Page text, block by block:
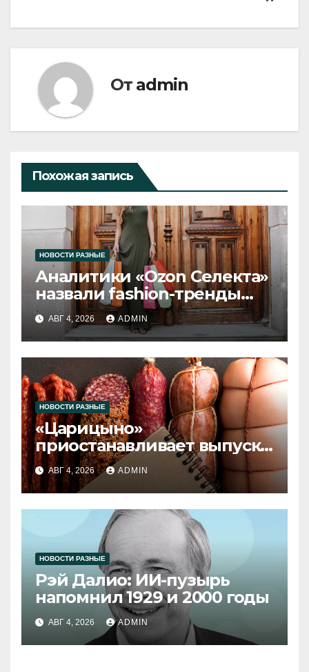
От admin
Похожая запись
НОВОСТИ РАЗНЫЕ
Аналитики «Ozon Селекта»
назвали fashion-тренды
2026 года
АВГ 4, 2026 ADMIN
НОВОСТИ РАЗНЫЕ
«Царицыно»
приостанавливает выпуск
продукции
АВГ 4, 2026 ADMIN
НОВОСТИ РАЗНЫЕ
Рэй Далио: ИИ-пузырь
напомнил 1929 и 2000 годы
АВГ 4, 2026 ADMIN